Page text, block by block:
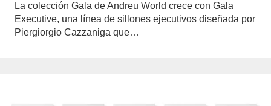
La colección Gala de Andreu World crece con Gala
Executive, una línea de sillones ejecutivos diseñada por
Piergiorgio Cazzaniga que…